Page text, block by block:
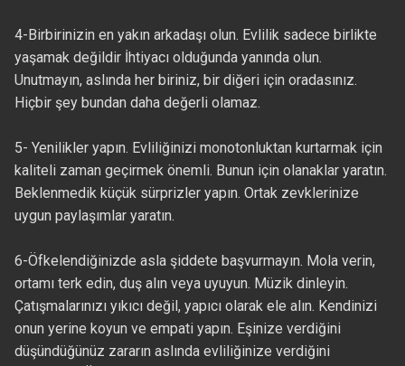
4-Birbirinizin en yakın arkadaşı olun. Evlilik sadece birlikte
yaşamak değildir İhtiyacı olduğunda yanında olun.
Unutmayın, aslında her biriniz, bir diğeri için oradasınız.
Hiçbir şey bundan daha değerli olamaz.
5- Yenilikler yapın. Evliliğinizi monotonluktan kurtarmak için
kaliteli zaman geçirmek önemli. Bunun için olanaklar yaratın.
Beklenmedik küçük sürprizler yapın. Ortak zevklerinize
uygun paylaşımlar yaratın.
6-Öfkelendiğinizde asla şiddete başvurmayın. Mola verin,
ortamı terk edin, duş alın veya uyuyun. Müzik dinleyin.
Çatışmalarınızı yıkıcı değil, yapıcı olarak ele alın. Kendinizi
onun yerine koyun ve empati yapın. Eşinize verdiğini
düşündüğünüz zararın aslında evliliğinize verdiğini